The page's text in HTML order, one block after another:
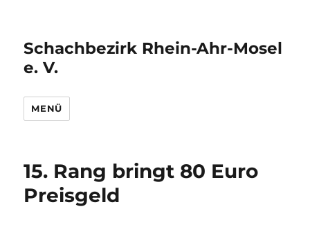
Schachbezirk Rhein-Ahr-Mosel
e. V.
MENÜ
15. Rang bringt 80 Euro
Preisgeld